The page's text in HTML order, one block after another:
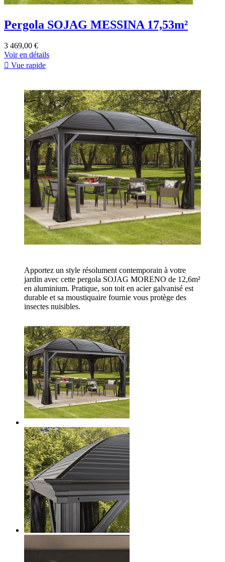
Pergola SOJAG MESSINA 17,53m²
3 469,00 €
Voir en détails
 Vue rapide
Apportez un style résolument contemporain à votre
jardin avec cette pergola SOJAG MORENO de 12,6m²
en aluminium. Pratique, son toit en acier galvanisé est
durable et sa moustiquaire fournie vous protège des
insectes nuisibles.